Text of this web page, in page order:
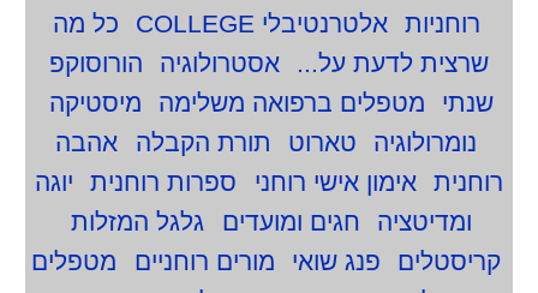
רוחניות
אלטרנטיבלי COLLEGE
כל מה
שרצית לדעת על...
אסטרולוגיה
הורוסוקפ
שנתי
מטפלים ברפואה משלימה
מיסטיקה
נומרולוגיה
טארוט תורת הקבלה
אהבה
רוחנית
אימון אישי רוחני ספרות רוחנית
יוגה
ומדיטציה
חגים ומועדים
גלגל המזלות
קריסטלים
פנג שואי מורים רוחניים
מטפלים